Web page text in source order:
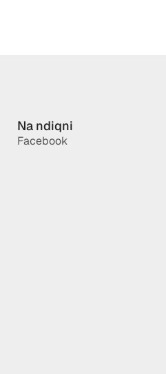
Na ndiqni
Facebook